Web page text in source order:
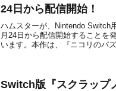
24日から配信開始！
ハムスターが、Nintendo Switch
月24日から配信開始することを
います。本作は、『ニコリのパ
Switch版『スクラップ